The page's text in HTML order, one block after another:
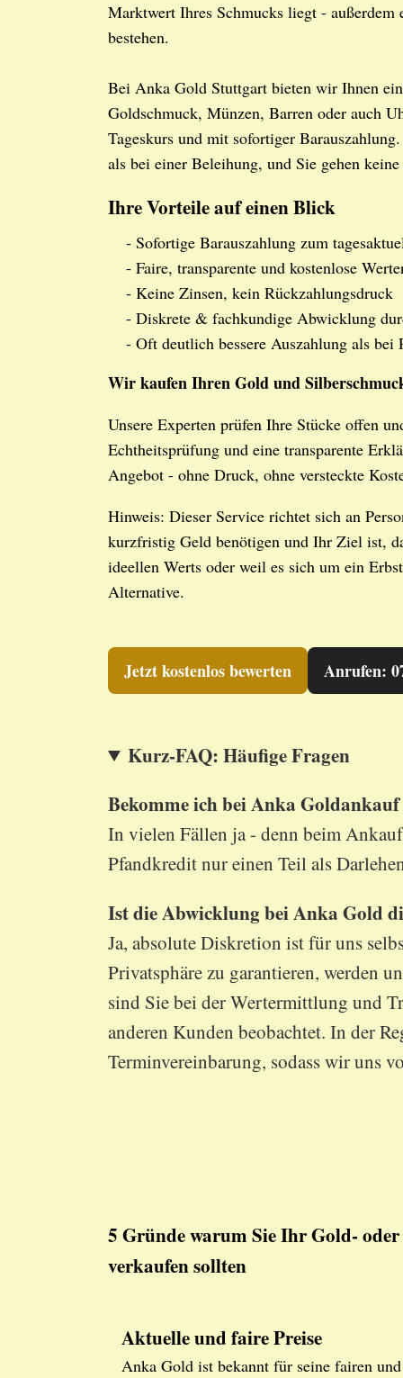
Marktwert Ihres Schmucks liegt -
bestehen.
Bei Anka Gold Stuttgart bieten wir Ihnen
Goldschmuck, Münzen, Barren oder auch
Tageskurs und mit sofortiger
als bei einer Beleihung, und Sie gehen
Ihre Vorteile auf einen Blick
- Sofortige Barauszahlung zum
- Faire, transparente und kostenlose
- Keine Zinsen, kein Rückzahlungsdruck
- Diskrete & fachkundige Abwicklung
- Oft deutlich bessere Auszahlung als bei
Wir kaufen Ihren Gold und
Unsere Experten prüfen Ihre Stücke offen
Echtheitsprüfung und eine transparente
Angebot - ohne Druck, ohne versteckte
Hinweis: Dieser Service richtet sich an
kurzfristig Geld benötigen und Ihr Ziel ist,
ideellen Werts oder weil es sich um ein
Alternative.
Jetzt kostenlos bewerten Anrufen:
Kurz-FAQ: Häufige Fragen
Bekomme ich bei Anka
In vielen Fällen ja - denn beim
Pfandkredit nur einen Teil als
Ist die Abwicklung bei Anka Gold
Ja, absolute Diskretion ist für uns
Privatsphäre zu garantieren, werden
sind Sie bei der Wertermittlung und
anderen Kunden beobachtet. In der
Terminvereinbarung, sodass wir uns
5 Gründe warum Sie Ihr Gold-
verkaufen sollten
Aktuelle und faire Preise
Anka Gold ist bekannt für seine fairen